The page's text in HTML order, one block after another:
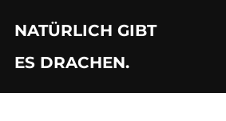
NATÜRLICH GIBT
ES DRACHEN.